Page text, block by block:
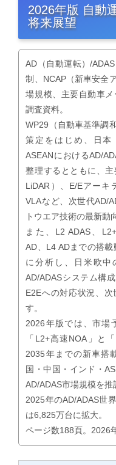
2026年版 自動
将来展望
AD（自動運転）/
制、NCAP（新車安全
場規模、主要自動車
調査資料。
WP29（自動車基準調
策定をはじめ、日本
ASEANにおけるAD/
整理するとともに、主
LiDAR）、E/Eアーキ
VLAなど、次世代AD/
トウエア技術の最新動
また、L2 ADAS、
AD、L4 ADまでの搭
に分析し、日米欧中
AD/ADASシステム構
E2Eへの対応状況、
す。
2026年版では、市場
「L2+高速NOA」と
2035年までの新車搭
国・中国・インド・
AD/ADAS市場規模を推
2025年のAD/ADAS世
は6,825万台に拡大。
ページ数188頁。2026